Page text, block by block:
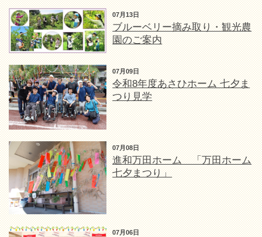
07月13日
ブルーベリー摘み取り・観光農
園のご案内
07月09日
令和8年度あさひホーム 七夕ま
つり見学
07月08日
進和万田ホーム 「万田ホーム
七夕まつり」
07月06日